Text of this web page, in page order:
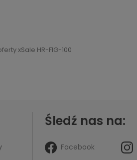
xSale HR-FIG-100
Śledź nas na:
Facebook